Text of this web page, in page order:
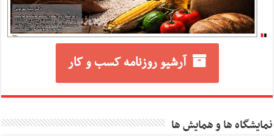
آرشیو روزنامه کسب و کار
نمایشگاه ها و همایش ها